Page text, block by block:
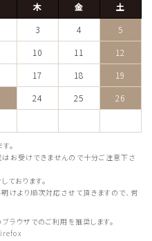
木 金
土
3 4
5
10 11
12
17 18
19
24 25
26
。
お受けできませんので十分ご注意下さ
ております。
けより順次対応させて頂きますので、何
ラウザでのご利用を推奨します。